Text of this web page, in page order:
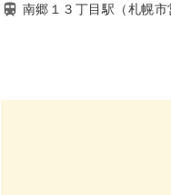
南郷１３丁目駅（札幌市